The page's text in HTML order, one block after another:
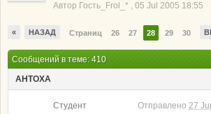
Автор Гость_Frol_* , 05 Jul 2005 18:55
« НАЗАД Страниц 26 27 28 29 30
Сообщений в теме: 410
AHTOXA
Студент Отправлено 27